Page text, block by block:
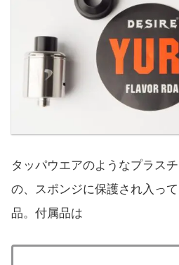
タッパウエアのようなプラス
の、スポンジに保護され入っ
品。付属品は